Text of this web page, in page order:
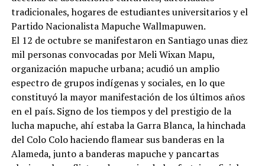
tradicionales, hogares de estudiantes universitarios y el
Partido Nacionalista Mapuche Wallmapuwen.
El 12 de octubre se manifestaron en Santiago unas diez
mil personas convocadas por Meli Wixan Mapu,
organización mapuche urbana; acudió un amplio
espectro de grupos indígenas y sociales, en lo que
constituyó la mayor manifestación de los últimos años
en el país. Signo de los tiempos y del prestigio de la
lucha mapuche, ahí estaba la Garra Blanca, la hinchada
del Colo Colo haciendo flamear sus banderas en la
Alameda, junto a banderas mapuche y pancartas